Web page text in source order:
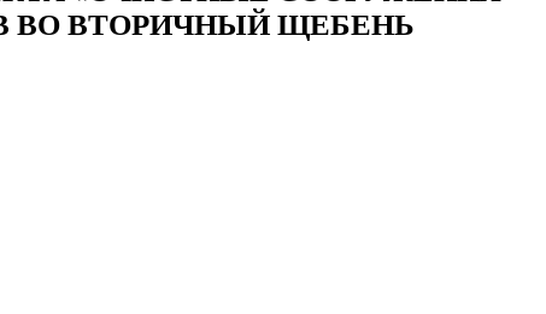
ВО ВТОРИЧНЫЙ ЩЕБЕНЬ